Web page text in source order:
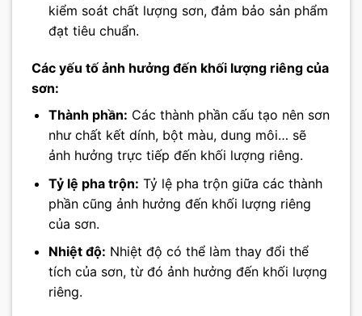
kiểm soát chất lượng sơn, đảm bảo sản phẩm
đạt tiêu chuẩn.
Các yếu tố ảnh hưởng đến khối lượng riêng của
sơn:
Thành phần: Các thành phần cấu tạo nên sơn
như chất kết dính, bột màu, dung môi… sẽ
ảnh hưởng trực tiếp đến khối lượng riêng.
Tỷ lệ pha trộn: Tỷ lệ pha trộn giữa các thành
phần cũng ảnh hưởng đến khối lượng riêng
của sơn.
Nhiệt độ: Nhiệt độ có thể làm thay đổi thể
tích của sơn, từ đó ảnh hưởng đến khối lượng
riêng.